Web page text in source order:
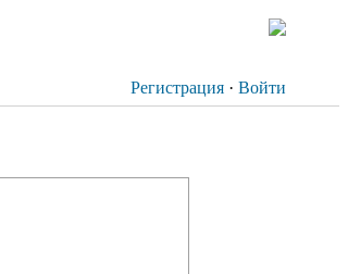
Регистрация · Войти